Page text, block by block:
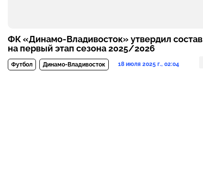
ФК «Динамо-Владивосток» утвердил состав
на первый этап сезона 2025/2026
Футбол Динамо-Владивосток 18 июля 2025 г., 02:04